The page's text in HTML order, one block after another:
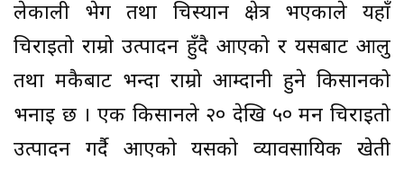
लेकाली भेग तथा चिस्यान क्षेत्र भएकाले यहाँ
चिराइतो राम्रो उत्पादन हुँदै आएको र यसबाट आलु
तथा मकैबाट भन्दा राम्रो आम्दानी हुने किसानको
भनाइ छ । एक किसानले २० देखि ५० मन चिराइतो
उत्पादन गर्दै आएको यसको व्यावसायिक खेती